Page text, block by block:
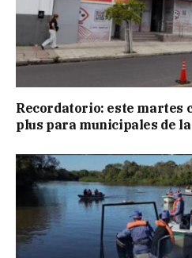
Recordatorio: este martes
plus para municipales de